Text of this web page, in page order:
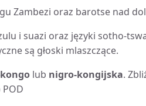
Zambezi oraz barotse nad
i suazi oraz języki sotho-
są głoski mlaszczące.
lub nigro-kongijska.